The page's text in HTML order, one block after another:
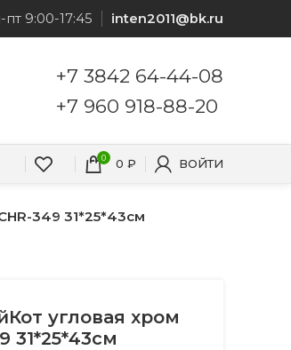
пт 9:00-17:45 inten2011@bk.ru
+7 3842 64-44-08
+7 960 918-88-20
0 0 ₽ ВОЙТИ
349 31*25*43см
угловая хром
31*25*43см